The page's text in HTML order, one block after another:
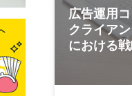
広告運用
クライア
における